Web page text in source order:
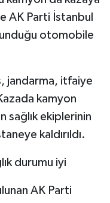
AK Parti İstanbul
otomobile
jandarma, itfaiye
kamyon
sağlık ekiplerinin
kaldırıldı.
durumu iyi
AK Parti